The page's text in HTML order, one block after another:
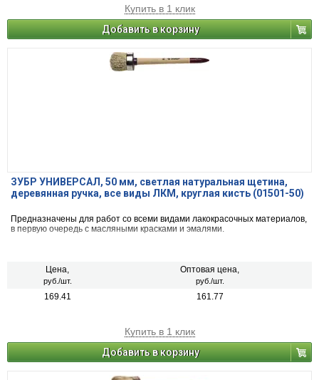
Купить в 1 клик
Добавить в корзину
ЗУБР УНИВЕРСАЛ, 50 мм, светлая натуральная щетина,
деревянная ручка, все виды ЛКМ, круглая кисть (01501-50)
Предназначены для работ со всеми видами лакокрасочных материалов,
в первую очередь с масляными красками и эмалями.
Цена,
руб./шт.
Оптовая цена,
руб./шт.
169.41 161.77
Купить в 1 клик
Добавить в корзину